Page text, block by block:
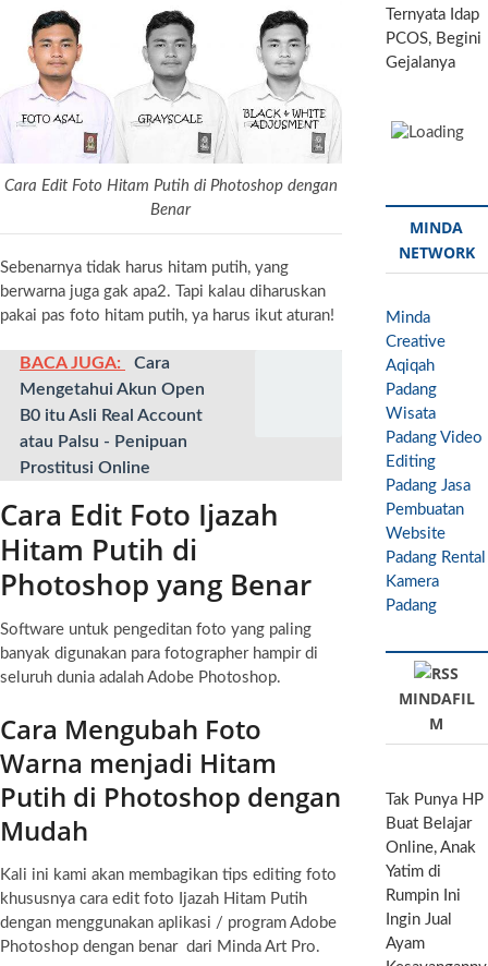
Cara Edit Foto Hitam Putih di Photoshop dengan
Benar
Sebenarnya tidak harus hitam putih, yang
berwarna juga gak apa2. Tapi kalau diharuskan
pakai pas foto hitam putih, ya harus ikut aturan!
BACA JUGA:
Cara
Mengetahui Akun Open
B0 itu Asli Real Account
atau Palsu - Penipuan
Prostitusi Online
Cara Edit Foto Ijazah
Hitam Putih di
Photoshop yang Benar
Software untuk pengeditan foto yang paling
banyak digunakan para fotographer hampir di
seluruh dunia adalah Adobe Photoshop.
Cara Mengubah Foto
Warna menjadi Hitam
Putih di Photoshop dengan
Mudah
Kali ini kami akan membagikan tips editing foto
khususnya cara edit foto Ijazah Hitam Putih
dengan menggunakan aplikasi / program Adobe
Photoshop dengan benar dari Minda Art Pro.
Ternyata Idap
PCOS, Begini
Gejalanya
MINDA
NETWORK
Minda
Creative
Aqiqah
Padang
Wisata
Padang Video
Editing
Padang Jasa
Pembuatan
Website
Padang Rental
Kamera
Padang
MINDAFIL
M
Tak Punya HP
Buat Belajar
Online, Anak
Yatim di
Rumpin Ini
Ingin Jual
Ayam